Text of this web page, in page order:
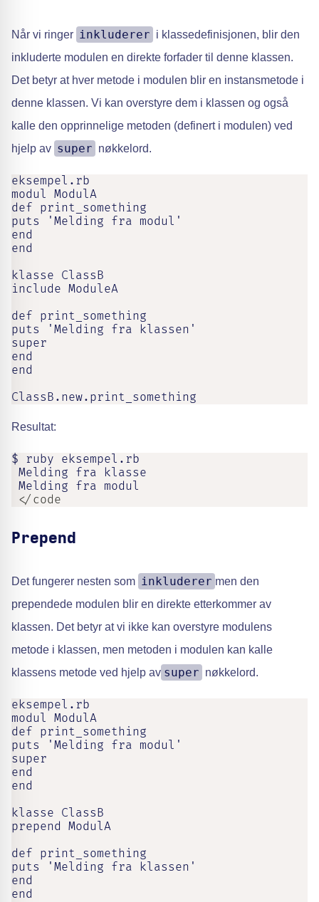
Når vi ringer inkluderer i klassedefinisjonen, blir den
inkluderte modulen en direkte forfader til denne klassen.
Det betyr at hver metode i modulen blir en instansmetode i
denne klassen. Vi kan overstyre dem i klassen og også
kalle den opprinnelige metoden (definert i modulen) ved
hjelp av super nøkkelord.
eksempel.rb
modul ModulA
def print_something
puts 'Melding fra modul'
end
end
klasse ClassB
include ModuleA
def print_something
puts 'Melding fra klassen'
super
end
end
ClassB.new.print_something
Resultat:
$ ruby eksempel.rb
Melding fra klasse
Melding fra modul
</code
Prepend
Det fungerer nesten som inkluderer men den
prependede modulen blir en direkte etterkommer av
klassen. Det betyr at vi ikke kan overstyre modulens
metode i klassen, men metoden i modulen kan kalle
klassens metode ved hjelp av super nøkkelord.
eksempel.rb
modul ModulA
def print_something
puts 'Melding fra modul'
super
end
end
klasse ClassB
prepend ModulA
def print_something
puts 'Melding fra klassen'
end
end